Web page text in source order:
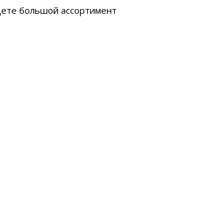
большой ассортимент